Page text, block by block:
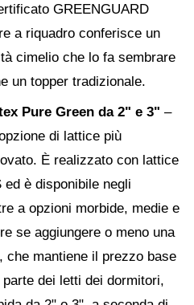
GREENGUARD
a riquadro conferisce un
cimelio che lo fa sembrare
un topper tradizionale.
Pure Green da 2" e 3" –
di lattice più
È realizzato con lattice
è disponibile negli
a opzioni morbide, medie e
se aggiungere o meno una
che mantiene il prezzo base
dei letti dei dormitori,